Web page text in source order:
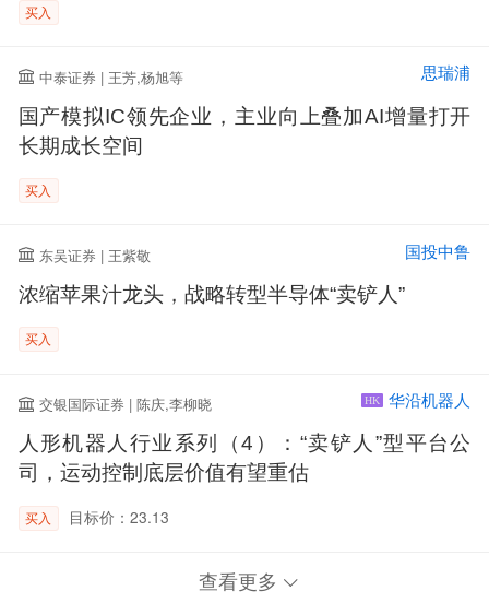
买入
中泰证券 | 王芳,杨旭等 思瑞浦
国产模拟IC领先企业，主业向上叠加AI增量打开
长期成长空间
买入
东吴证券 | 王紫敬 国投中鲁
浓缩苹果汁龙头，战略转型半导体“卖铲人”
买入
交银国际证券 | 陈庆,李柳晓 HK 华沿机器人
人形机器人行业系列（4）：“卖铲人”型平台公
司，运动控制底层价值有望重估
买入 目标价：23.13
查看更多